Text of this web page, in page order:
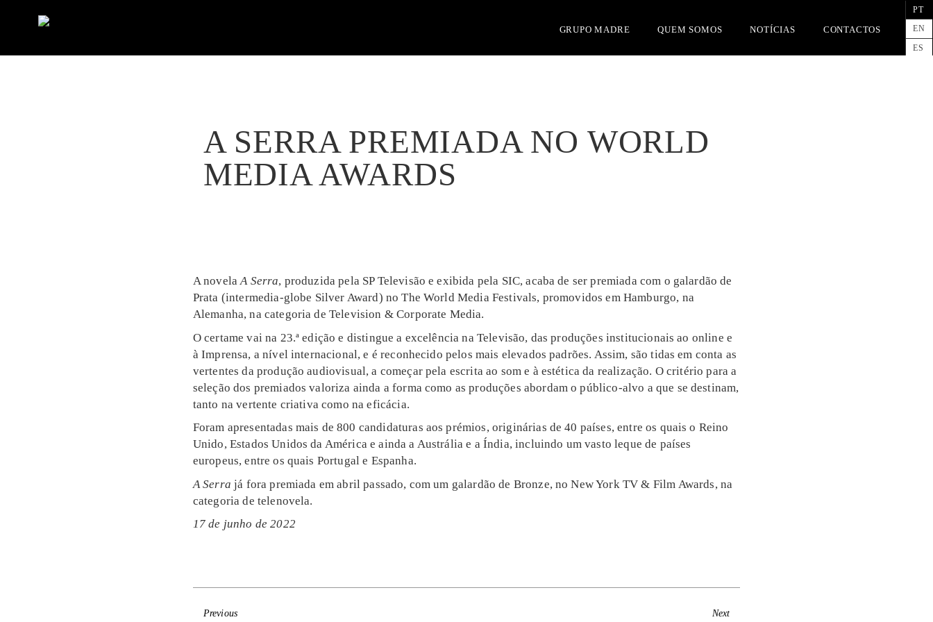
GRUPO MADRE QUEM SOMOS NOTÍCIAS CONTACTOS
A SERRA PREMIADA NO WORLD
MEDIA AWARDS
A novelaA Serra, produzida pela SP Televisão e exibida pela SIC, acaba de ser premiada com o galardão de
Prata (intermedia-globe Silver Award) no The World Media Festivals, promovidos em Hamburgo, na
Alemanha, na categoria de Television & Corporate Media.
O certame vai na 23.ª edição e distingue a excelência na Televisão, das produções institucionais ao online e
à Imprensa, a nível internacional, e é reconhecido pelos mais elevados padrões. Assim, são tidas em conta as
vertentes da produção audiovisual, a começar pela escrita ao som e à estética da realização. O critério para a
seleção dos premiados valoriza ainda a forma como as produções abordam o público-alvo a que se destinam,
tanto na vertente criativa como na eficácia.
Foram apresentadas mais de 800 candidaturas aos prémios, originárias de 40 países, entre os quais o Reino
Unido, Estados Unidos da América e ainda a Austrália e a Índia, incluindo um vasto leque de países
europeus, entre os quais Portugal e Espanha.
A Serrajá fora premiada em abril passado, com um galardão de Bronze, no New York TV & Film Awards, na
categoria de telenovela.
17 de junho de 2022
Previous Next
PT
EN
ES